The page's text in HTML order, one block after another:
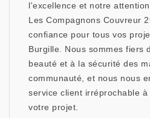
l'excellence et notre
Les Compagnons Couvreur
confiance pour tous vos
Burgille. Nous sommes fiers
beauté et à la sécurité des
communauté, et nous nous
service client irréprochable
votre projet.